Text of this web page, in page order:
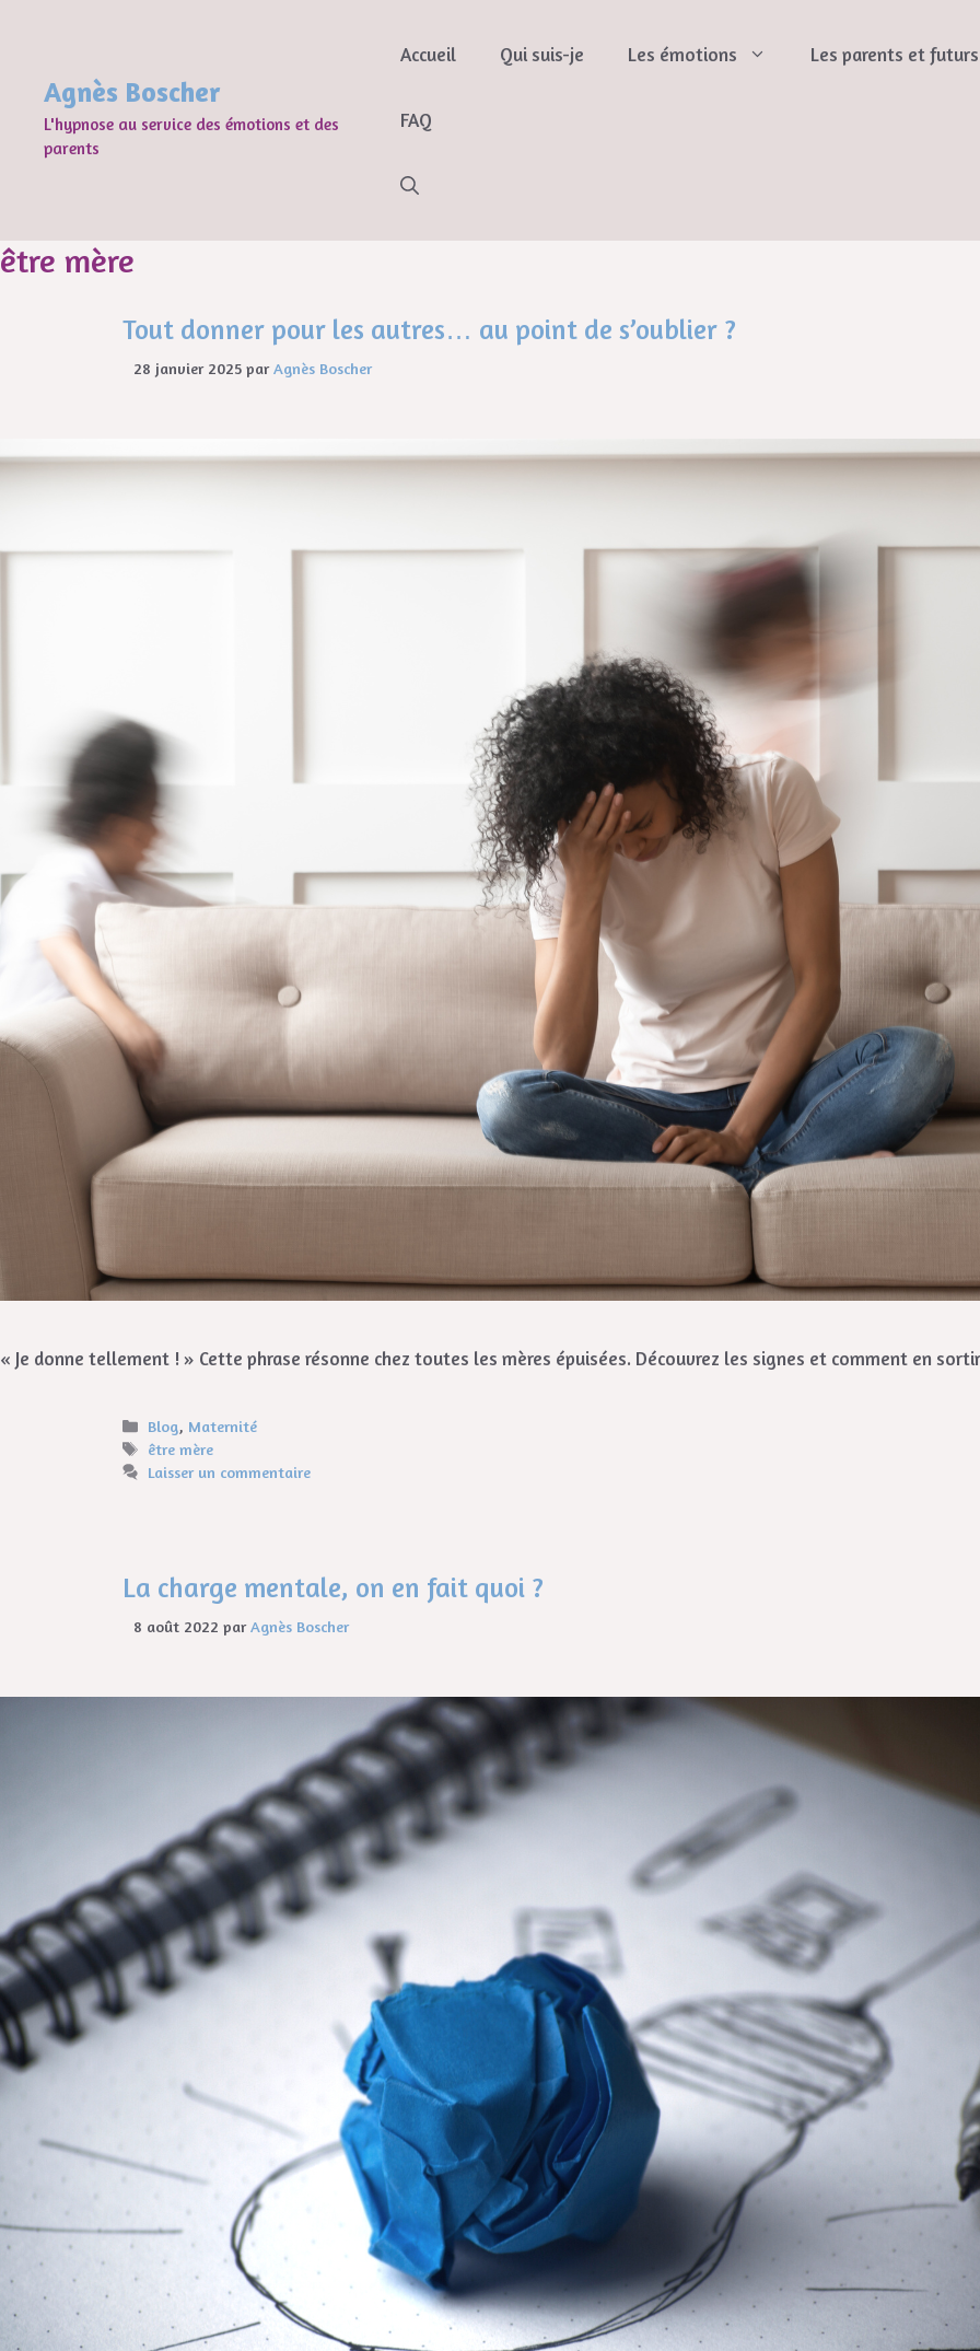
Agnès Boscher
L'hypnose au service des émotions et des
parents
Accueil Qui suis-je Les émotions Les parents et
FAQ
être mère
Tout donner pour les autres… au point de s’oublier ?
28 janvier 2025 parAgnès Boscher
« Je donne tellement ! » Cette phrase résonne chez toutes les mères épuisées. Découvrez les signes et comment en sortir
Blog, Maternité
être mère
Laisser un commentaire
La charge mentale, on en fait quoi ?​
8 août 2022 parAgnès Boscher